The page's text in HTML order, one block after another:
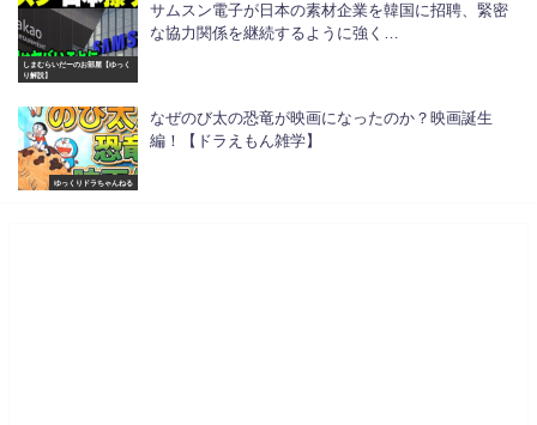
しまむらいだーのお部屋【ゆっく
り解説】
サムスン電子が日本の素材企業を韓国に招聘、緊密
な協力関係を継続するように強く…
ゆっくりドラちゃんねる
なぜのび太の恐竜が映画になったのか？映画誕生
編！【ドラえもん雑学】